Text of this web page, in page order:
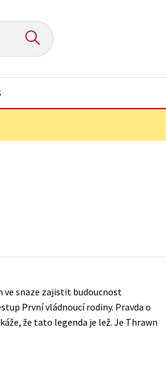
styl
ve snaze zajistit budoucnost
První vládnoucí rodiny. Pravda o
že tato legenda je lež. Je Thrawn